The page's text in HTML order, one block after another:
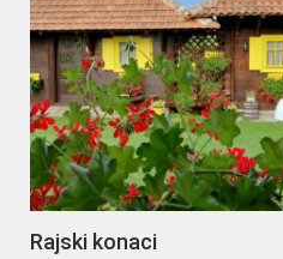
Rajski konaci